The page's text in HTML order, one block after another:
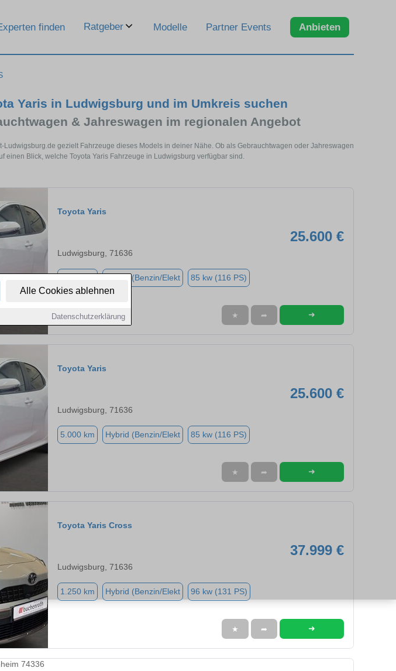
Alle Cookies ablehnen
Datenschutzerklärung
finden Ratgeber Modelle Partner Events Anbieten
Yaris in Ludwigsburg und im Umkreis suchen
& Jahreswagen im regionalen Angebot
Ludwigsburg.de gezielt Fahrzeuge dieses Models in deiner Nähe. Ob als Gebrauchtwagen oder Jahreswagen
einen Blick, welche Toyota Yaris Fahrzeuge in Ludwigsburg verfügbar sind.
Toyota Yaris
25.600 €
Ludwigsburg, 71636
Hybrid (Benzin/Elekt 85 kw (116 PS)
★ ➦ ➜
Toyota Yaris
25.600 €
Ludwigsburg, 71636
5.000 km Hybrid (Benzin/Elekt 85 kw (116 PS)
★ ➦ ➜
Toyota Yaris Cross
37.999 €
Ludwigsburg, 71636
1.250 km Hybrid (Benzin/Elekt 96 kw (131 PS)
★ ➦ ➜